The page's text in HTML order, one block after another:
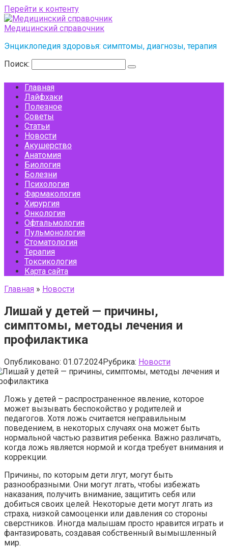
Перейти к контенту
Медицинский справочник
Энциклопедия здоровья: симптомы, диагнозы, терапия
Поиск:
Главная
Лайфхаки
Полезное
Советы
Статьи
Новости
Акушерство
Анатомия
Биология
Болезни
Психология
Фармакология
Хирургия
Онкология
Офтальмология
Пульмонология
Стоматология
Терапия
Токсикология
Карта сайта
Главная » Новости
Лишай у детей — причины,
симптомы, методы лечения и
профилактика
Опубликовано: 01.07.2024Рубрика: Новости
Ложь у детей – распространенное явление, которое
может вызывать беспокойство у родителей и
педагогов. Хотя ложь считается неправильным
поведением, в некоторых случаях она может быть
нормальной частью развития ребенка. Важно различать,
когда ложь является нормой и когда требует внимания и
коррекции.
Причины, по которым дети лгут, могут быть
разнообразными. Они могут лгать, чтобы избежать
наказания, получить внимание, защитить себя или
добиться своих целей. Некоторые дети могут лгать из
страха, низкой самооценки или давления со стороны
сверстников. Иногда малышам просто нравится играть и
фантазировать, создавая собственный вымышленный
мир.